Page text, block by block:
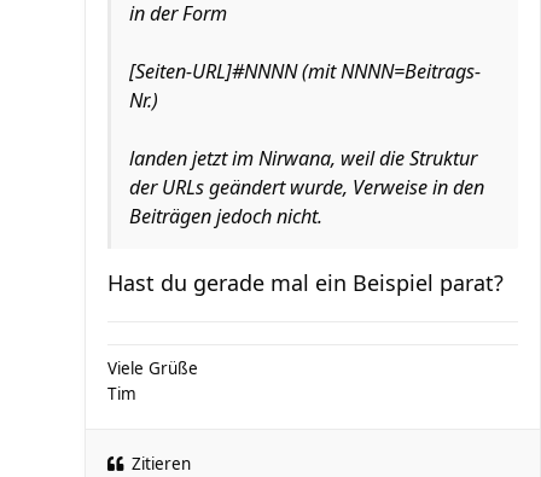
in der Form
[Seiten-URL]#NNNN (mit NNNN=Beitrags-
Nr.)
landen jetzt im Nirwana, weil die Struktur
der URLs geändert wurde, Verweise in den
Beiträgen jedoch nicht.
Hast du gerade mal ein Beispiel parat?
Viele Grüße
Tim
Zitieren